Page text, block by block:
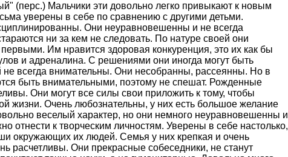
(перс.) Мальчики эти довольно легко привыкают к новым
уверены в себе по сравнению с другими детьми.
Они неуравновешенны и не всегда
ни за кем не следовать. По натуре своей они
Им нравится здоровая конкуренция, это их как бы
и адреналина. С решениями они иногда могут быть
всегда внимательны. Они несобранны, рассеянны. Но в
быть внимательными, поэтому не спешат. Рожденные
Они могут все силы свои приложить к тому, чтобы
жизни. Очень любознательны, у них есть большое желание
веселый характер, но они немного неуравновешенны и
отнести к творческим личностям. Уверены в себе настолько,
окружающих их людей. Семья у них крепкая и очень
расчетливы. Они прекрасные собеседники, не станут